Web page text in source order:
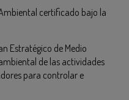
certificado bajo la
Estratégico de Medio
de las actividades
para controlar e